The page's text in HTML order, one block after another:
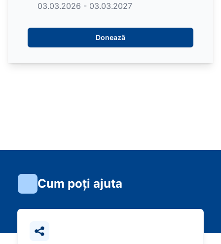
03.03.2026 - 03.03.2027
Donează
Cum poți ajuta